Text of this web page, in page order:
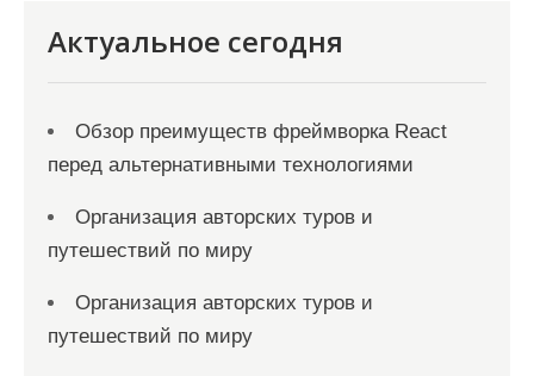
Актуальное сегодня
Обзор преимуществ фреймворка React
перед альтернативными технологиями
Организация авторских туров и
путешествий по миру
Организация авторских туров и
путешествий по миру